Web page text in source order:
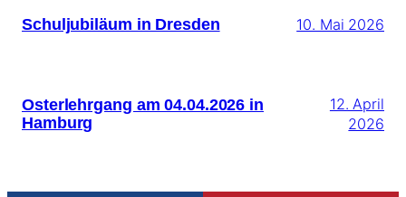
Schuljubiläum in Dresden 10. Mai 2026
Osterlehrgang am 04.04.2026 in
Hamburg
12. April
2026